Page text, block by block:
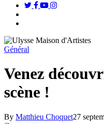
twitterfacebook
youtubeinstagram
Général
Venez
scène !
By Matthieu Choquet27